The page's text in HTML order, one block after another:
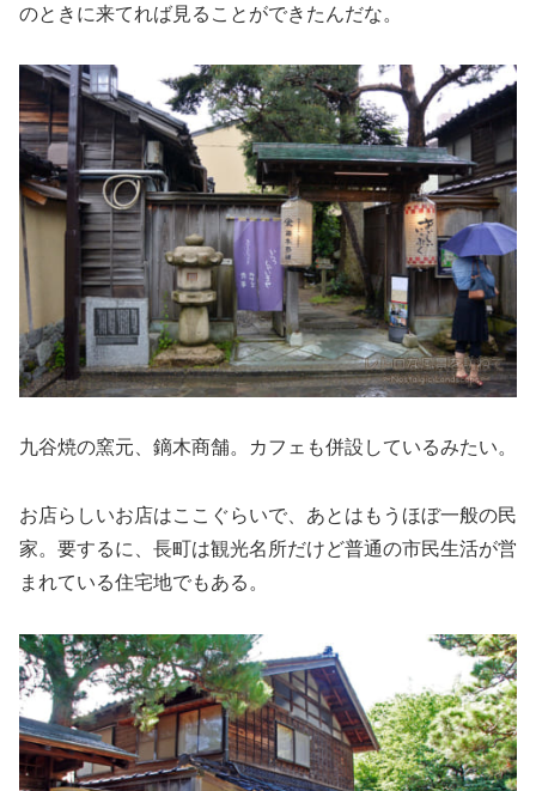
のときに来てれば見ることができたんだな。
九谷焼の窯元、鏑木商舗。カフェも併設しているみたい。
お店らしいお店はここぐらいで、あとはもうほぼ一般の民
家。要するに、長町は観光名所だけど普通の市民生活が営
まれている住宅地でもある。